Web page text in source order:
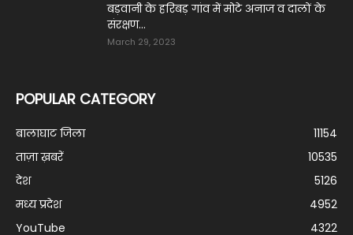
बड़वानी के हरिबड़ गांव में मोटे अनाज व दालों के
संरक्षण...
March 29, 2023
POPULAR CATEGORY
बालाघाट जिला
11154
ताज़ा ख़बरें
10535
देश
5126
मध्य प्रदेश
4952
YouTube
4322